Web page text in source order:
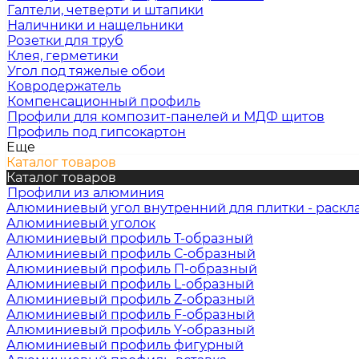
Галтели, четверти и штапики
Наличники и нащельники
Розетки для труб
Клея, герметики
Угол под тяжелые обои
Ковродержатель
Компенсационный профиль
Профили для композит-панелей и МДФ щитов
Профиль под гипсокартон
Еще
Каталог товаров
Каталог товаров
Профили из алюминия
Алюминиевый угол внутренний для плитки -
Алюминиевый уголок
Алюминиевый профиль Т-образный
Алюминиевый профиль С-образный
Алюминиевый профиль П-образный
Алюминиевый профиль L-образный
Алюминиевый профиль Z-образный
Алюминиевый профиль F-образный
Алюминиевый профиль Y-образный
Алюминиевый профиль фигурный